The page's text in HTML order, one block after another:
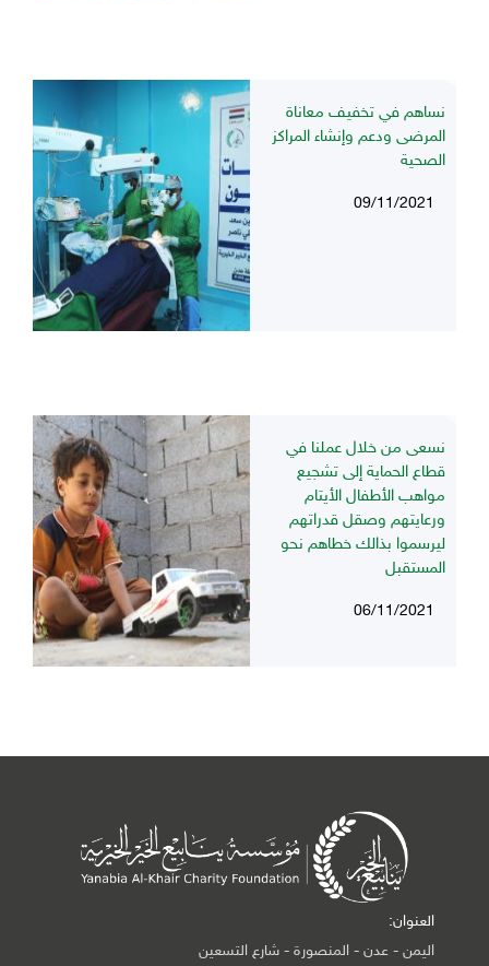
نساهم في تخفيف معاناة
المرضى ودعم وإنشاء المراكز
الصحية
09/11/2021
نسعى من خلال عملنا في
قطاع الحماية إلى تشجيع
مواهب الأطفال الأيتام
ورعايتهم وصقل قدراتهم
ليرسموا بذالك خطاهم نحو
المستقبل
06/11/2021
العنوان:
اليمن - عدن - المنصورة - شارع التسعين